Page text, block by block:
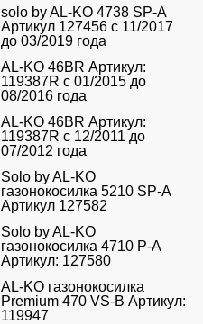
solo by AL-KO 4738 SP-A
Артикул 127456 с 11/2017
до 03/2019 года
AL-KO 46BR Артикул:
119387R с 01/2015 до
08/2016 года
AL-KO 46BR Артикул:
119387R с 12/2011 до
07/2012 года
Solo by AL-KO
газонокосилка 5210 SP-A
Артикул 127582
Solo by AL-KO
газонокосилка 4710 P-A
Артикул: 127580
AL-KO газонокосилка
Premium 470 VS-B Артикул:
119947